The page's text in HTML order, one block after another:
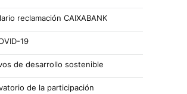
reclamación CAIXABANK
19
de desarrollo sostenible
de la participación